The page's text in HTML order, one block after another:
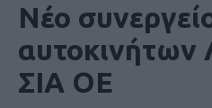
Νέο
ΣΙΑ ΟΕ